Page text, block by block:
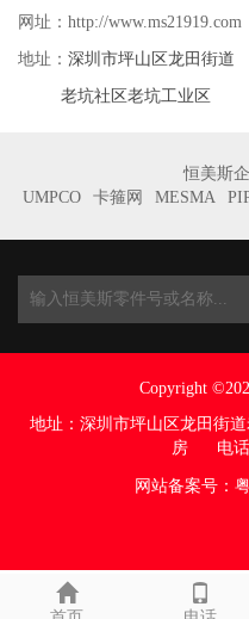
网址：http://www.ms21919.com
地址： 深圳市坪山区龙田街道
老坑社区老坑工业区
恒美斯
UMPCO
卡箍网 MESMA
Copyright
地址： 深圳市坪山区龙田街
房 电话
网站备案号：